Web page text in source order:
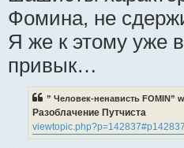
Фомина, не
Я же к этому уже
привык…
” Человек-ненависть FOMIN”
Разоблачение Путчиста
viewtopic.php?p=142837#p142837